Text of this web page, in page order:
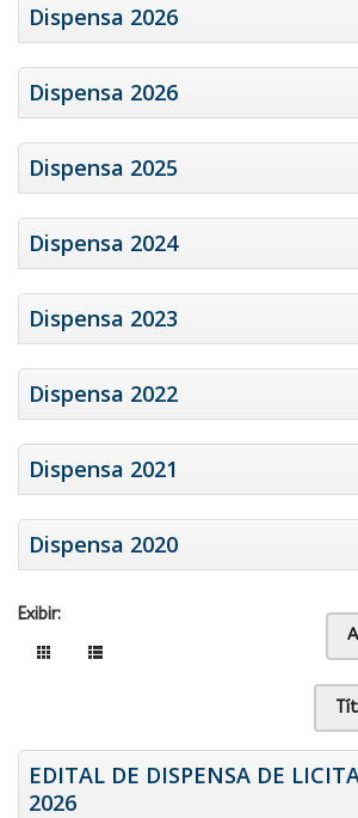
Dispensa 2026
Dispensa 2026
Dispensa 2025
Dispensa 2024
Dispensa 2023
Dispensa 2022
Dispensa 2021
Dispensa 2020
Exibir:
EDITAL DE DISPENSA DE
2026